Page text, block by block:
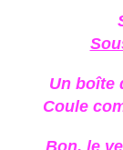
Un boîte
Coule